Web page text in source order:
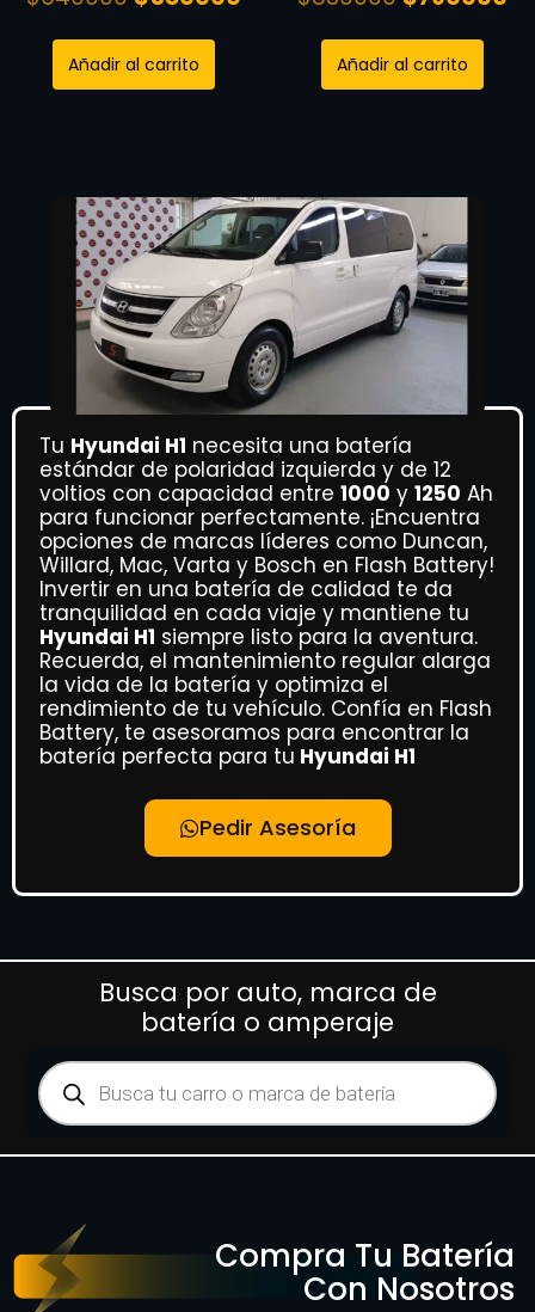
Añadir al carrito Añadir al carrito
Tu Hyundai H1 necesita una batería
estándar de polaridad izquierda y de 12
voltios con capacidad entre 1000 y 1250 Ah
para funcionar perfectamente. ¡Encuentra
opciones de marcas líderes como Duncan,
Willard, Mac, Varta y Bosch en Flash Battery!
Invertir en una batería de calidad te da
tranquilidad en cada viaje y mantiene tu
Hyundai H1 siempre listo para la aventura.
Recuerda, el mantenimiento regular alarga
la vida de la batería y optimiza el
rendimiento de tu vehículo. Confía en Flash
Battery, te asesoramos para encontrar la
batería perfecta para tu Hyundai H1
Pedir Asesoría
Busca por auto, marca de
batería o amperaje
Compra Tu Batería
Con Nosotros